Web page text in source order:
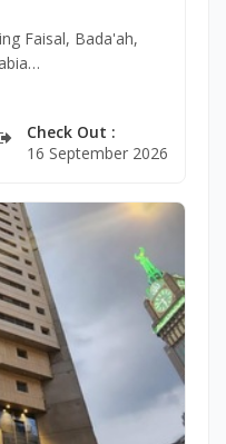
Faisal, Bada'ah,
Check Out :
16 September 2026